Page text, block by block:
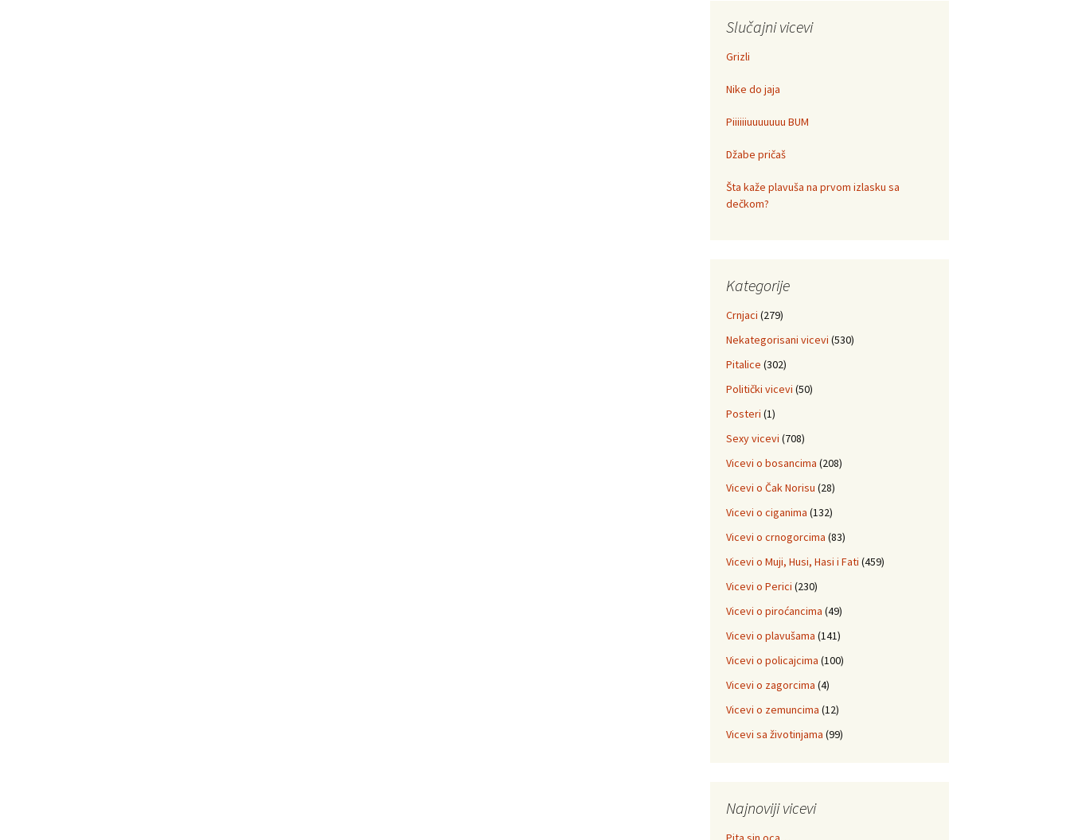
Slučajni vicevi
Grizli
Nike do jaja
Piiiiiiuuuuuuu BUM
Džabe pričaš
Šta kaže plavuša na prvom izlasku sa
dečkom?
Kategorije
Crnjaci (279)
Nekategorisani vicevi (530)
Pitalice (302)
Politički vicevi (50)
Posteri (1)
Sexy vicevi (708)
Vicevi o bosancima (208)
Vicevi o Čak Norisu (28)
Vicevi o ciganima (132)
Vicevi o crnogorcima (83)
Vicevi o Muji, Husi, Hasi i Fati (459)
Vicevi o Perici (230)
Vicevi o piroćancima (49)
Vicevi o plavušama (141)
Vicevi o policajcima (100)
Vicevi o zagorcima (4)
Vicevi o zemuncima (12)
Vicevi sa životinjama (99)
Najnoviji vicevi